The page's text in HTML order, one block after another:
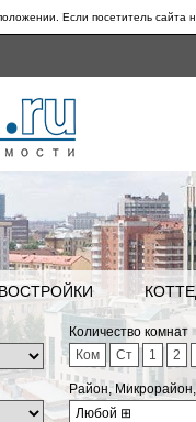
Если посетитель сайта
Количество комнат
Ком
Ст 1 2
Район,
Любой ⊞